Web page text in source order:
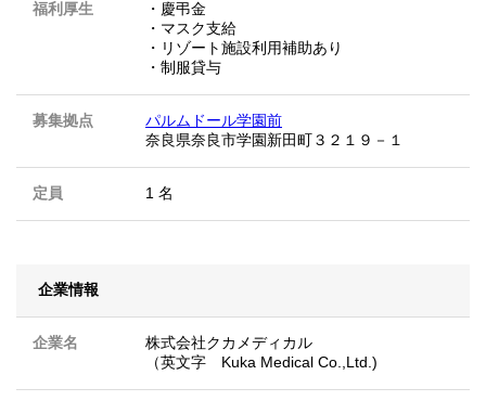
福利厚生
・慶弔金
・マスク支給
・リゾート施設利用補助あり
・制服貸与
募集拠点
パルムドール学園前
奈良県奈良市学園新田町３２１９－１
定員 1 名
企業情報
企業名
株式会社クカメディカル
（英文字 Kuka Medical Co.,Ltd.)